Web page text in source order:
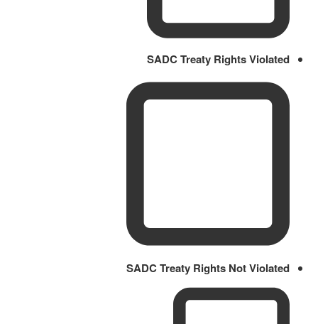
SADC Treaty Rights Violated
SADC Treaty Rights Not Violated